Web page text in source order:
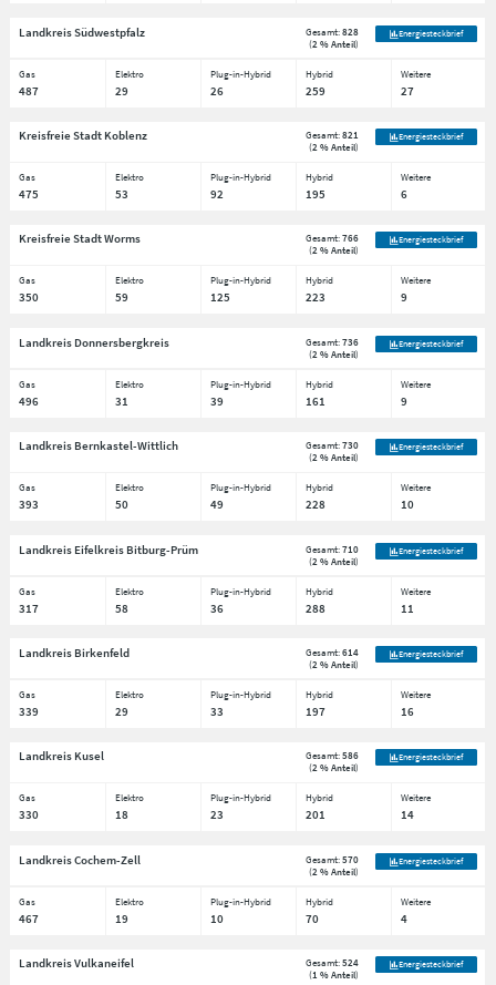
Landkreis Südwestpfalz Gesamt:828
(2 % Anteil)
Energiesteckbrief
Gas Elektro Plug-in-Hybrid Hybrid Weitere
487 29 26 259 27
Kreisfreie Stadt Koblenz Gesamt:821
(2 % Anteil)
Energiesteckbrief
Gas Elektro Plug-in-Hybrid Hybrid Weitere
475 53 92 195 6
Kreisfreie Stadt Worms Gesamt:766
(2 % Anteil)
Energiesteckbrief
Gas Elektro Plug-in-Hybrid Hybrid Weitere
350 59 125 223 9
Landkreis Donnersbergkreis Gesamt:736
(2 % Anteil)
Energiesteckbrief
Gas Elektro Plug-in-Hybrid Hybrid Weitere
496 31 39 161 9
Landkreis Bernkastel-Wittlich Gesamt:730
(2 % Anteil)
Energiesteckbrief
Gas Elektro Plug-in-Hybrid Hybrid Weitere
393 50 49 228 10
Landkreis Eifelkreis Bitburg-Prüm Gesamt:710
(2 % Anteil)
Energiesteckbrief
Gas Elektro Plug-in-Hybrid Hybrid Weitere
317 58 36 288 11
Landkreis Birkenfeld Gesamt:614
(2 % Anteil)
Energiesteckbrief
Gas Elektro Plug-in-Hybrid Hybrid Weitere
339 29 33 197 16
Landkreis Kusel Gesamt:586
(2 % Anteil)
Energiesteckbrief
Gas Elektro Plug-in-Hybrid Hybrid Weitere
330 18 23 201 14
Landkreis Cochem-Zell Gesamt:570
(2 % Anteil)
Energiesteckbrief
Gas Elektro Plug-in-Hybrid Hybrid Weitere
467 19 10 70 4
Landkreis Vulkaneifel Gesamt:524
(1 % Anteil)
Energiesteckbrief